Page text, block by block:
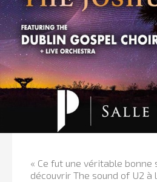
« Ce fut une véritable bonne
découvrir The sound of U2 à